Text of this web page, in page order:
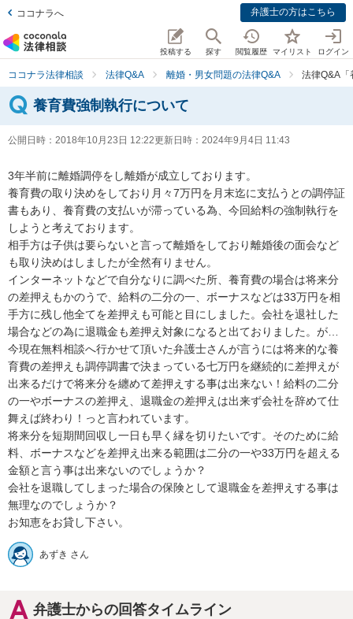
ココナラへ 弁護士の方はこちら
投稿する 探す 閲覧履歴 マイリスト ログイン
ココナラ法律相談 法律Q&A 離婚・男女問題の法律Q&A 法律Q&A「
養育費強制執行について
公開日時： 2018年10月23日 12:22更新日時： 2024年9月4日 11:43
3年半前に離婚調停をし離婚が成立しております。
養育費の取り決めをしており月々7万円を月末迄に支払うとの調停証
書もあり、養育費の支払いが滞っている為、今回給料の強制執行を
しようと考えております。
相手方は子供は要らないと言って離婚をしており離婚後の面会など
も取り決めはしましたが全然有りません。
インターネットなどで自分なりに調べた所、養育費の場合は将来分
の差押えもかのうで、給料の二分の一、ボーナスなどは33万円を相
手方に残し他全てを差押えも可能と目にしました。会社を退社した
場合などの為に退職金も差押え対象になると出ておりました。が…
今現在無料相談へ行かせて頂いた弁護士さんが言うには将来的な養
育費の差押えも調停調書で決まっている七万円を継続的に差押えが
出来るだけで将来分を纏めて差押えする事は出来ない！給料の二分
の一やボーナスの差押え、退職金の差押えは出来ず会社を辞めて仕
舞えば終わり！っと言われています。
将来分を短期間回収し一日も早く縁を切りたいです。そのために給
料、ボーナスなどを差押え出来る範囲は二分の一や33万円を超える
金額と言う事は出来ないのでしょうか？
会社を退職してしまった場合の保険として退職金を差押えする事は
無理なのでしょうか？
お知恵をお貸し下さい。
あずき さん
弁護士からの回答タイムライン